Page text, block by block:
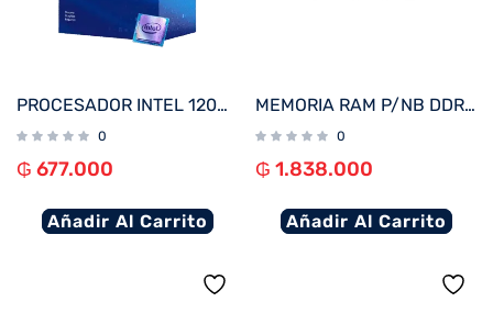
PROCESADOR INTEL 1200 CORE I3-10100F 3.6GHZ/6MB C/ COOL BX8070110100F
0
₲ 677.000
Añadir Al Carrito
MEMORIA RAM P/NB DDR5 16G 5600 KINGSTON FURY IMPACT BK KF556S40IB-16 XMP
0
₲ 1.838.000
Añadir Al Carrito